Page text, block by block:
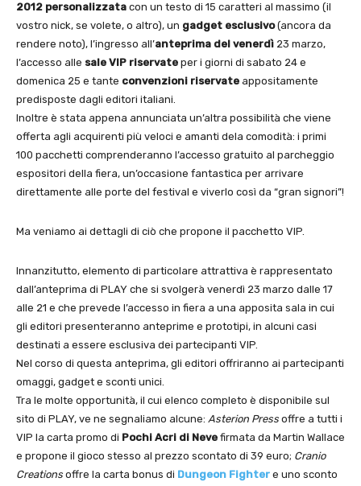
2012 personalizzata con un testo di 15 caratteri al massimo (il
vostro nick, se volete, o altro), un gadget esclusivo(ancora da
rendere noto), l’ingresso all’anteprima del venerdì 23 marzo,
l’accesso alle sale VIP riservate per i giorni di sabato 24 e
domenica 25 e tante convenzioni riservate appositamente
predisposte dagli editori italiani.
Inoltre è stata appena annunciata un’altra possibilità che viene
offerta agli acquirenti più veloci e amanti dela comodità: i primi
100 pacchetti comprenderanno l’accesso gratuito al parcheggio
espositori della fiera, un’occasione fantastica per arrivare
direttamente alle porte del festival e viverlo così da “gran signori”!
Ma veniamo ai dettagli di ciò che propone il pacchetto VIP.
Innanzitutto, elemento di particolare attrattiva è rappresentato
dall’anteprima di PLAY che si svolgerà venerdì 23 marzo dalle 17
alle 21 e che prevede l’accesso in fiera a una apposita sala in cui
gli editori presenteranno anteprime e prototipi, in alcuni casi
destinati a essere esclusiva dei partecipanti VIP.
Nel corso di questa anteprima, gli editori offriranno ai partecipanti
omaggi, gadget e sconti unici.
Tra le molte opportunità, il cui elenco completo è disponibile sul
sito di PLAY, ve ne segnaliamo alcune: Asterion Press offre a tutti i
VIP la carta promo di Pochi Acri di Neve firmata da Martin Wallace
e propone il gioco stesso al prezzo scontato di 39 euro; Cranio
Creations offre la carta bonus di Dungeon Fighter e uno sconto